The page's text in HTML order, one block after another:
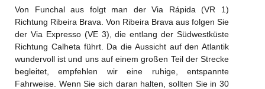
Von Funchal aus folgt man der Via Rápida (VR 1)
Richtung Ribeira Brava. Von Ribeira Brava aus folgen Sie
der Via Expresso (VE 3), die entlang der Südwestküste
Richtung Calheta führt. Da die Aussicht auf den Atlantik
wundervoll ist und uns auf einem großen Teil der Strecke
begleitet, empfehlen wir eine ruhige, entspannte
Fahrweise. Wenn Sie sich daran halten, sollten Sie in 30